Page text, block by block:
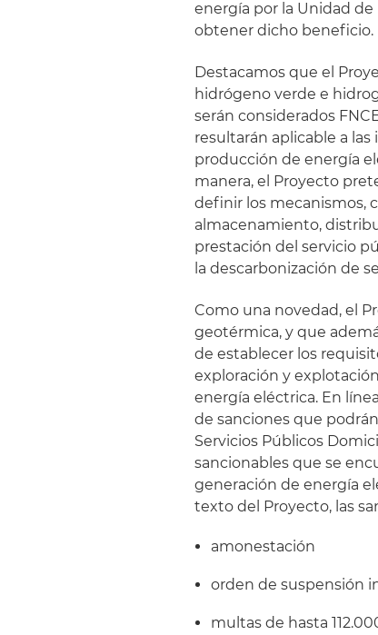
energía por la Unidad de
obtener dicho beneficio.
Destacamos que el
hidrógeno verde e
serán considerados
resultarán aplicable a
producción de energía
manera, el Proyecto
definir los mecanismos,
almacenamiento,
prestación del servicio
la descarbonización de
Como una novedad, el
geotérmica, y que
de establecer los
exploración y
energía eléctrica. En
de sanciones que
Servicios Públicos
sancionables que se
generación de energía
texto del Proyecto, las
amonestación
orden de suspensión
multas de hasta